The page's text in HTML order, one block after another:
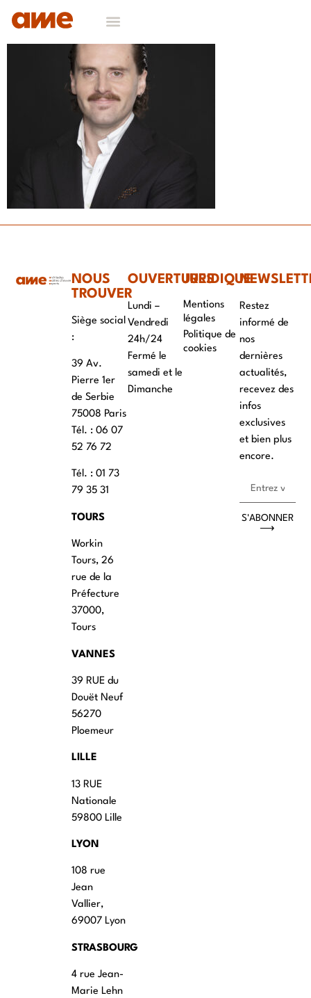
NOUS
TROUVER
Siège social
:
39 Av.
Pierre 1er
de Serbie
75008 Paris
Tél. : ‭06 07
52 76 72
Tél. : 01 73
79 35 31
TOURS
Workin
Tours, 26
rue de la
Préfecture
37000,
Tours
VANNES
39 RUE du
Douët Neuf
56270
Ploemeur
LILLE
13 RUE
Nationale
59800 Lille
LYON
108 rue
Jean
Vallier,
69007 Lyon
STRASBOURG
4 rue Jean-
Marie Lehn
OUVERTURES
Lundi –
Vendredi
24h/24
Fermé le
samedi et le
Dimanche
JURIDIQUE
Mentions
légales
Politique de
cookies
Restez
informé de
nos
dernières
actualités,
recevez des
infos
exclusives
et bien plus
encore.
S'ABONNER
⟶